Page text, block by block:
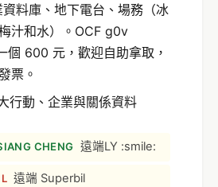
料庫、地下電台、場務（冰
汁和水）。OCF g0v
個 600 元，歡迎自助拿取，
票。
行動、企業與關係資料
CHENG 遠端LY :smile:
遠端 Superbil